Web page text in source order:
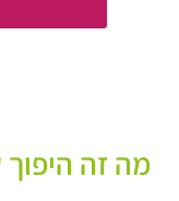
מה זה